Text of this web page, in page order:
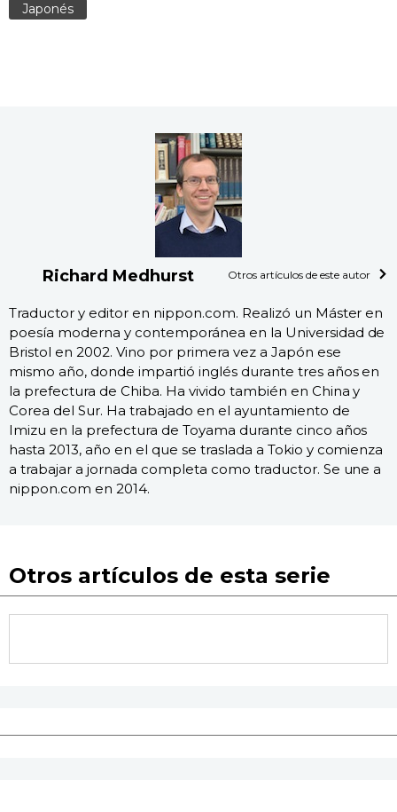
Japonés
Richard Medhurst Otros artículos de este autor
Traductor y editor en nippon.com. Realizó un Máster en
poesía moderna y contemporánea en la Universidad de
Bristol en 2002. Vino por primera vez a Japón ese
mismo año, donde impartió inglés durante tres años en
la prefectura de Chiba. Ha vivido también en China y
Corea del Sur. Ha trabajado en el ayuntamiento de
Imizu en la prefectura de Toyama durante cinco años
hasta 2013, año en el que se traslada a Tokio y comienza
a trabajar a jornada completa como traductor. Se une a
nippon.com en 2014.
Otros artículos de esta serie